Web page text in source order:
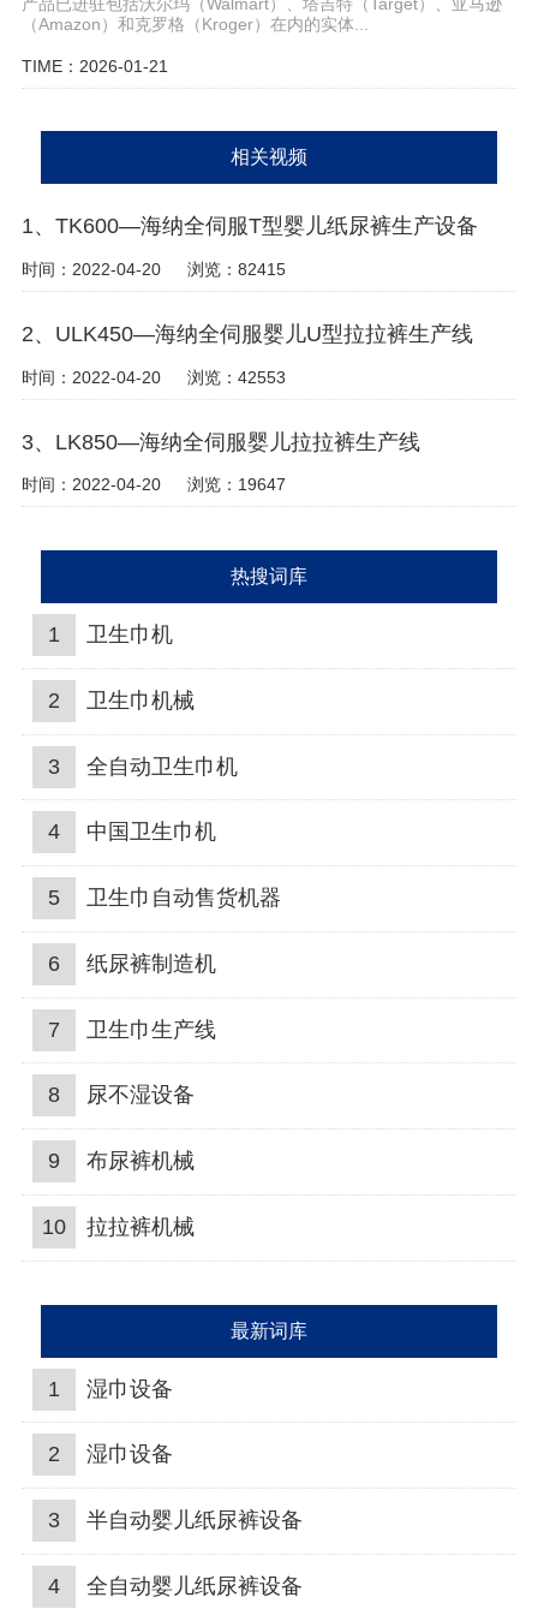
（Amazon）和克罗格（Kroger）在内的实体...
TIME：2026-01-21
相关视频
1、TK600—海纳全伺服T型婴儿纸尿裤生产设备
时间：2022-04-20 浏览：82415
2、ULK450—海纳全伺服婴儿U型拉拉裤生产线
时间：2022-04-20 浏览：42553
3、LK850—海纳全伺服婴儿拉拉裤生产线
时间：2022-04-20 浏览：19647
热搜词库
1 卫生巾机
2 卫生巾机械
3 全自动卫生巾机
4 中国卫生巾机
5 卫生巾自动售货机器
6 纸尿裤制造机
7 卫生巾生产线
8 尿不湿设备
9 布尿裤机械
10 拉拉裤机械
最新词库
1 湿巾设备
2 湿巾设备
3 半自动婴儿纸尿裤设备
4 全自动婴儿纸尿裤设备